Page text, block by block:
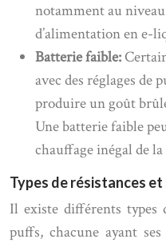
notamment au
d’alimentation en e-
Batterie faible:
avec des réglages de
produire un goût
Une batterie faible
chauffage inégal de
Types de résistances
Il existe différents types
puffs, chacune ayant